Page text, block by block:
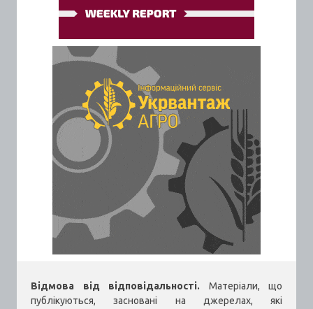
Відмова від відповідальності. Матеріали, що
публікуються, засновані на джерелах, які